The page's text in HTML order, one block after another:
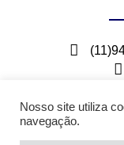
Nosso site utiliza
navegação.